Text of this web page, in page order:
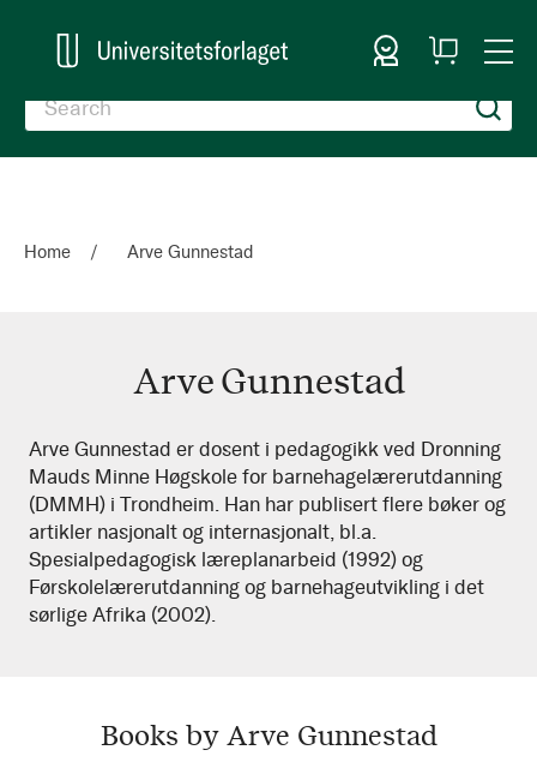
Sign In
My
Cart
Home Arve Gunnestad
Arve Gunnestad
Arve
Gunnestad
Arve Gunnestad er dosent i pedagogikk ved Dronning
Mauds Minne Høgskole for barnehagelærerutdanning
(DMMH) i Trondheim. Han har publisert flere bøker og
artikler nasjonalt og internasjonalt, bl.a.
Spesialpedagogisk læreplanarbeid (1992) og
Førskolelærerutdanning og barnehageutvikling i det
sørlige Afrika (2002).
Books by Arve Gunnestad